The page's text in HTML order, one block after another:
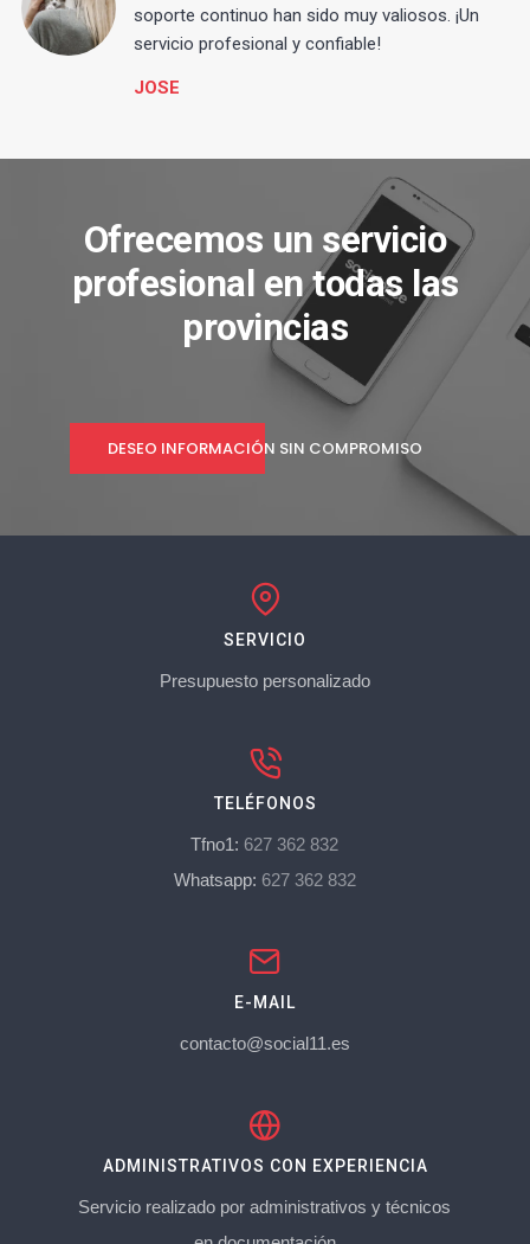
soporte continuo han sido muy valiosos. ¡Un
servicio profesional y confiable!
JOSE
Ofrecemos un servicio
profesional en todas las
provincias
DESEO INFORMACIÓN SIN COMPROMISO
SERVICIO
Presupuesto personalizado
TELÉFONOS
Tfno1: 627 362 832
Whatsapp: 627 362 832
E-MAIL
contacto@social11.es
ADMINISTRATIVOS CON EXPERIENCIA
Servicio realizado por administrativos y técnicos